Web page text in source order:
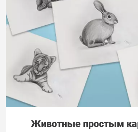
Животные простым